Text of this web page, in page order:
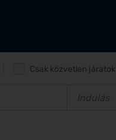
Csak közvetlen járatok